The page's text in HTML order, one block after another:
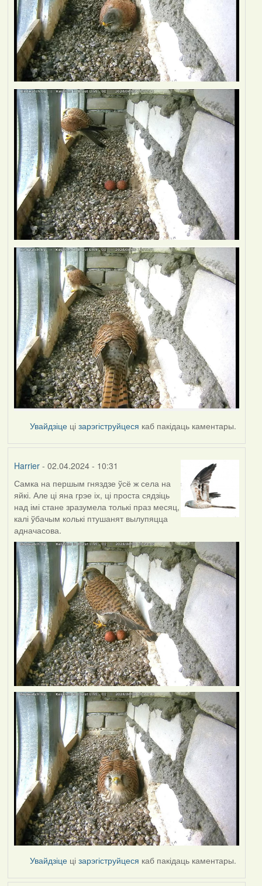
Увайдзіце цізарэгіструйцеся каб пакідаць каментары.
Harrier- 02.04.2024 - 10:31
Самка на першым гняздзе ўсё ж села на
яйкі. Але ці яна грэе іх, ці проста сядзіць
над імі стане зразумела толькі праз месяц,
калі ўбачым колькі птушанят вылупяцца
адначасова.
Увайдзіце цізарэгіструйцеся каб пакідаць каментары.